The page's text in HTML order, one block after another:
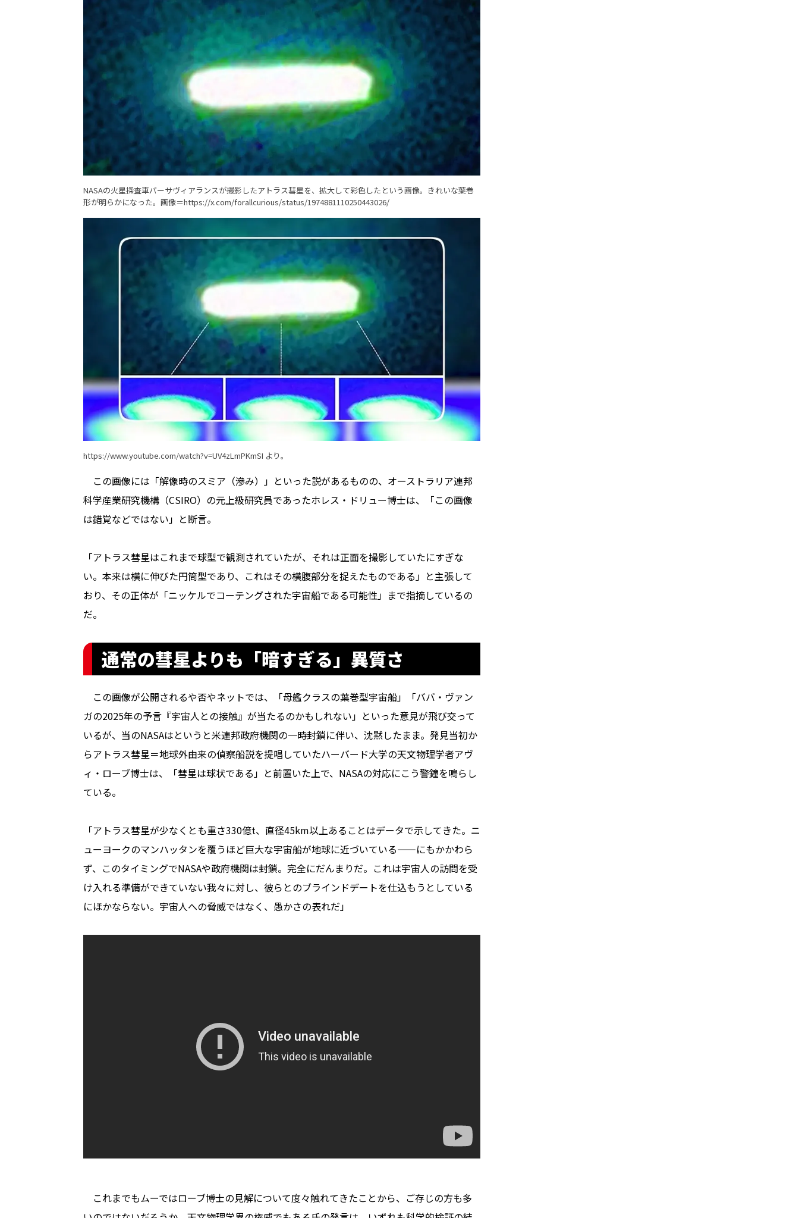
NASAの火星探査車パーサヴィアランスが撮影したアトラス彗星を、拡大して彩色したという画像。きれいな葉巻
形が明らかになった。画像＝https://x.com/forallcurious/status/1974881110250443026/
https://www.youtube.com/watch?v=UV4zLmPKmSI より。
この画像には「解像時のスミア（滲み）」といった説があるものの、オーストラリア連邦
科学産業研究機構（CSIRO）の元上級研究員であったホレス・ドリュー博士は、「この画像
は錯覚などではない」と断言。
「アトラス彗星はこれまで球型で観測されていたが、それは正面を撮影していたにすぎな
い。本来は横に伸びた円筒型であり、これはその横腹部分を捉えたものである」と主張して
おり、その正体が「ニッケルでコーテングされた宇宙船である可能性」まで指摘しているの
だ。
通常の彗星よりも「暗すぎる」異質さ
この画像が公開されるや否やネットでは、「母艦クラスの葉巻型宇宙船」「ババ・ヴァン
ガの2025年の予言『宇宙人との接触』が当たるのかもしれない」といった意見が飛び交って
いるが、当のNASAはというと米連邦政府機関の一時封鎖に伴い、沈黙したまま。発見当初か
らアトラス彗星＝地球外由来の偵察船説を提唱していたハーバード大学の天文物理学者アヴ
ィ・ローブ博士は、「彗星は球状である」と前置いた上で、NASAの対応にこう警鐘を鳴らし
ている。
「アトラス彗星が少なくとも重さ330億t、直径45km以上あることはデータで示してきた。ニ
ューヨークのマンハッタンを覆うほど巨大な宇宙船が地球に近づいている——にもかかわら
ず、このタイミングでNASAや政府機関は封鎖。完全にだんまりだ。これは宇宙人の訪問を受
け入れる準備ができていない我々に対し、彼らとのブラインドデートを仕込もうとしている
にほかならない。宇宙人への脅威ではなく、愚かさの表れだ」
これまでもムーではローブ博士の見解について度々触れてきたことから、ご存じの方も多